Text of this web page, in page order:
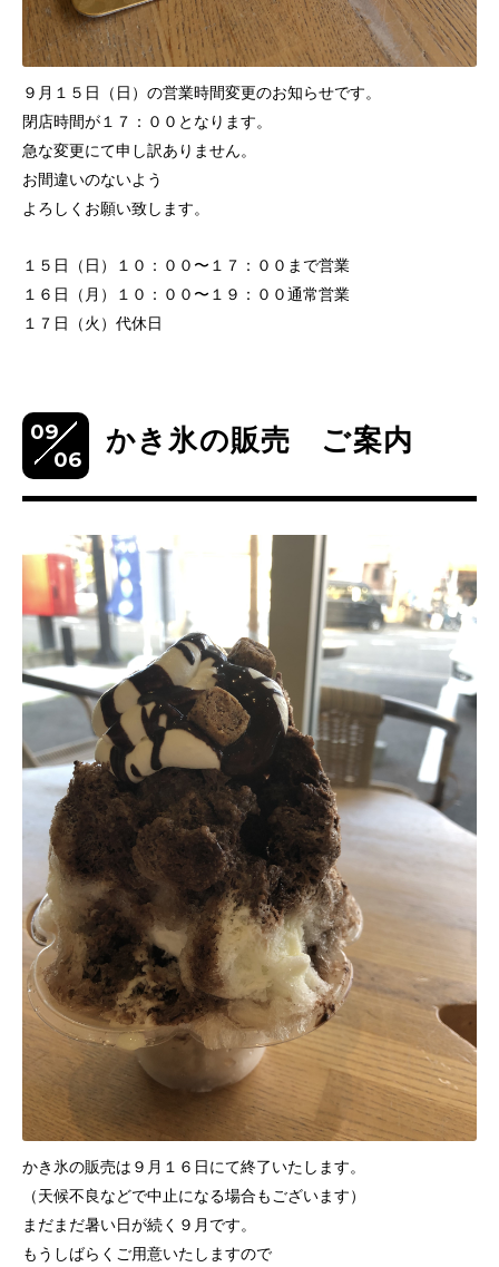
９月１５日（日）の営業時間変更のお知らせです。
閉店時間が１７：００となります。
急な変更にて申し訳ありません。
お間違いのないよう
よろしくお願い致します。
１５日（日）１０：００〜１７：００まで営業
１６日（月）１０：００〜１９：００通常営業
１７日（火）代休日
09
06
かき氷の販売 ご案内
かき氷の販売は９月１６日にて終了いたします。
（天候不良などで中止になる場合もございます）
まだまだ暑い日が続く９月です。
もうしばらくご用意いたしますので